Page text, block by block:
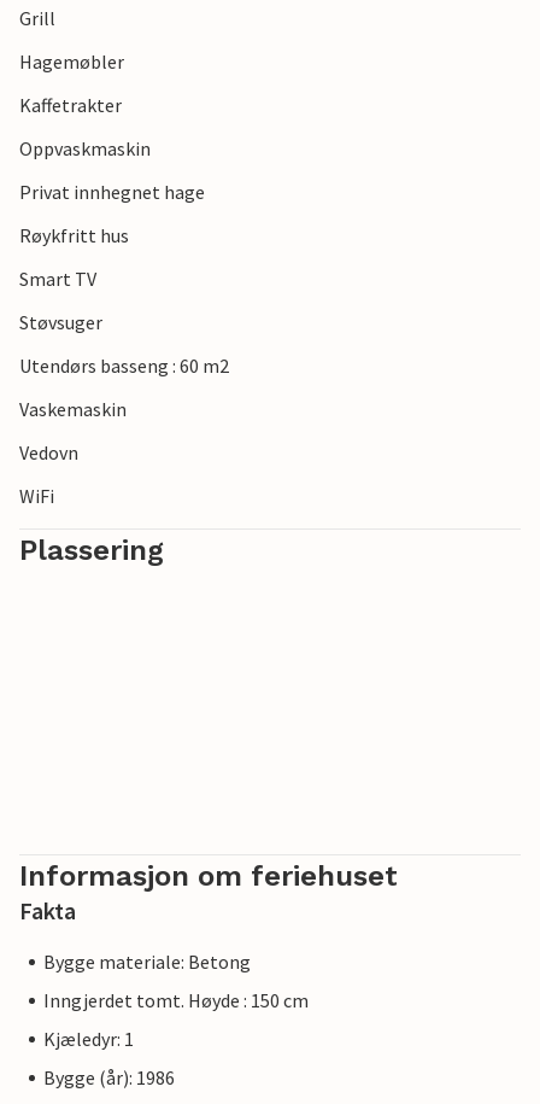
Grill
Hagemøbler
Kaffetrakter
Oppvaskmaskin
Privat innhegnet hage
Røykfritt hus
Smart TV
Støvsuger
Utendørs basseng : 60 m2
Vaskemaskin
Vedovn
WiFi
Plassering
Informasjon om feriehuset
Fakta
Bygge materiale: Betong
Inngjerdet tomt. Høyde : 150 cm
Kjæledyr: 1
Bygge (år): 1986